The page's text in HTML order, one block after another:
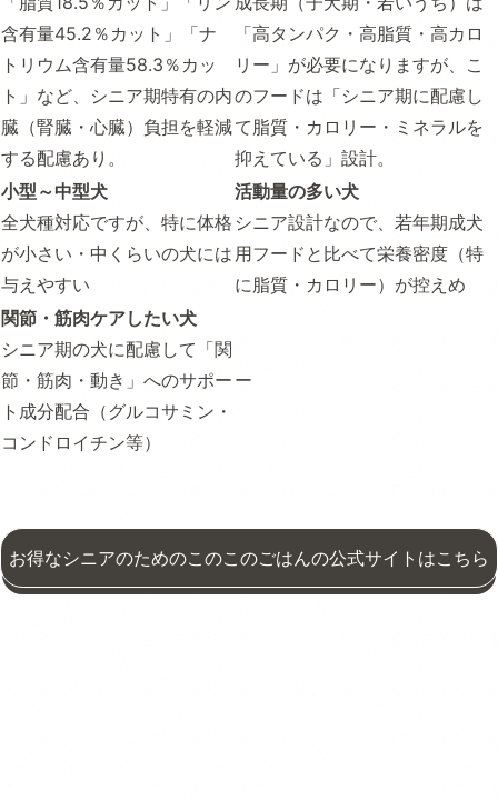
含有量45.2％カット」「ナ
トリウム含有量58.3％カッ
ト」など、シニア期特有の内
臓（腎臓・心臓）負担を軽減
する配慮あり。
「高タンパク・高脂質・高カロ
リー」が必要になりますが、こ
のフードは「シニア期に配慮し
て脂質・カロリー・ミネラルを
抑えている」設計。
小型～中型犬
全犬種対応ですが、特に体格
が小さい・中くらいの犬には
与えやすい
活動量の多い犬
シニア設計なので、若年期成犬
用フードと比べて栄養密度（特
に脂質・カロリー）が控えめ
関節・筋肉ケアしたい犬
シニア期の犬に配慮して「関
節・筋肉・動き」へのサポー
ト成分配合（グルコサミン・
コンドロイチン等）
ー
お得なシニアのためのこのこのごはんの公式サイトはこちら